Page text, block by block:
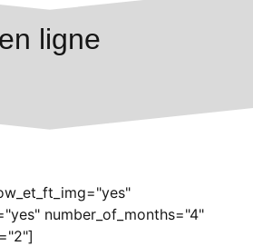
ligne
number_of_months="4"